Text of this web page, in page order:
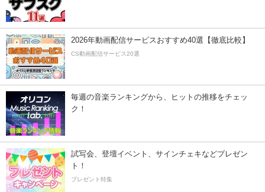
2026年動画配信サービスおすすめ40選【徹底比較】
CS動画配信サービス20選
毎週の音楽ランキングから、ヒットの推移をチェッ
ク！
試写会、登壇イベント、サインチェキなどプレゼン
ト！
プレゼント特集